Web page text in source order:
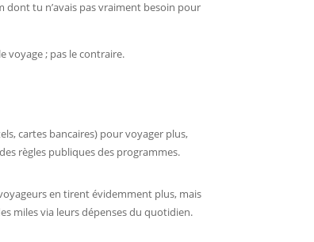
dont tu n’avais pas vraiment besoin pour
voyage ; pas le contraire.
cartes bancaires) pour voyager plus,
règles publiques des programmes.
en tirent évidemment plus, mais
miles via leurs dépenses du quotidien.